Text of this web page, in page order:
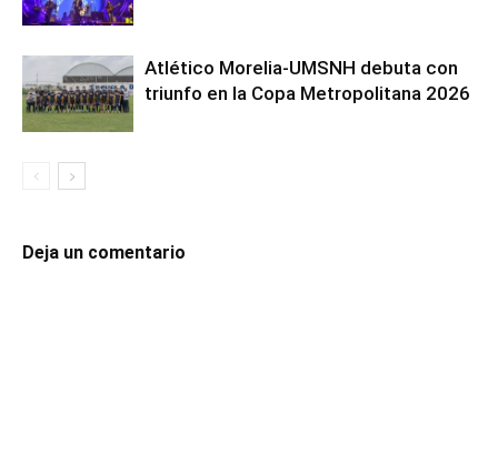
Atlético Morelia-UMSNH debuta con
triunfo en la Copa Metropolitana 2026
Deja un comentario